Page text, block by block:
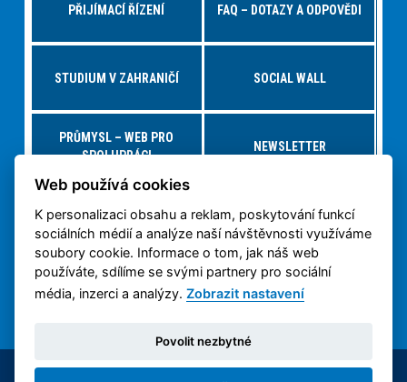
PŘIJÍMACÍ ŘÍZENÍ FAQ – DOTAZY A ODPOVĚDI
STUDIUM V ZAHRANIČÍ SOCIAL WALL
PRŮMYSL – WEB PRO
SPOLUPRÁCI
NEWSLETTER
NABÍDKY PRÁCE – JOBS FS VIRTUÁLNÍ PROHLÍDKA
3D TISK NA ČVUT
OCHRANA OSOBNÍCH
ÚDAJŮ
Web používá cookies
K personalizaci obsahu a reklam, poskytování funkcí
sociálních médií a analýze naší návštěvnosti využíváme
soubory cookie. Informace o tom, jak náš web
používáte, sdílíme se svými partnery pro sociální
média, inzerci a analýzy.Zobrazit nastavení
Povolit nezbytné